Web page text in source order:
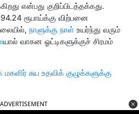
என்பது குறிப்பிடத்தக்கது.
ரூபாய்க்கு விற்பனை
நாளுக்கு நாள் உயர்ந்து வரும்
யால் வாகன ஓட்டிகளுக்குச் சிரமம்
மகளிர் சுய உதவிக் குழுக்களுக்கு
ADVERTISEMENT